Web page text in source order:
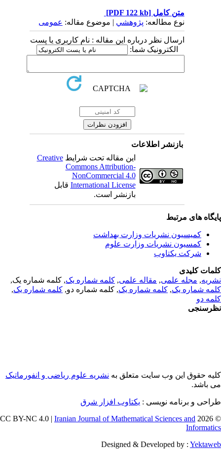
متن کامل[PDF 122 kb]
نوع مطالعه:پژوهشي| موضوع مقاله:عمومى
ارسال نظر درباره این مقاله : نام کاربری یا پست
الکترونیک شما:
بازنشر اطلاعات
این مقاله تحت شرایطCreative
Commons Attribution-
NonCommercial 4.0
International Licenseقابل
بازنشر است.
های مرتبط
کمیسیون نشریات وزارت بهداشت
کمسیون نشریات وزارت علوم
شرکت یکتاوب
کلیدی
,مجله علمی, مقاله علمی, کلمه شماره یک, کلمه شماره یک,
شماره یک,کلمه شماره یک, کلمه شماره دو,کلمه شماره یک,
دو
حقوق این وب سایت متعلق بهنشریه علوم ریاضی و انفورماتیک
باشد.
و برنامه نویسی : یکتاوب افزار شرق
©
Iranian Journal of Mathematical Sciences and
Designed & Developed by :